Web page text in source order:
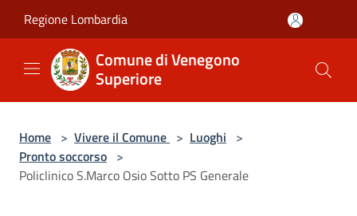
Regione Lombardia
Comune di Venegono
Superiore
Home > Vivere il Comune > Luoghi >
Pronto soccorso >
Policlinico S.Marco Osio Sotto PS Generale